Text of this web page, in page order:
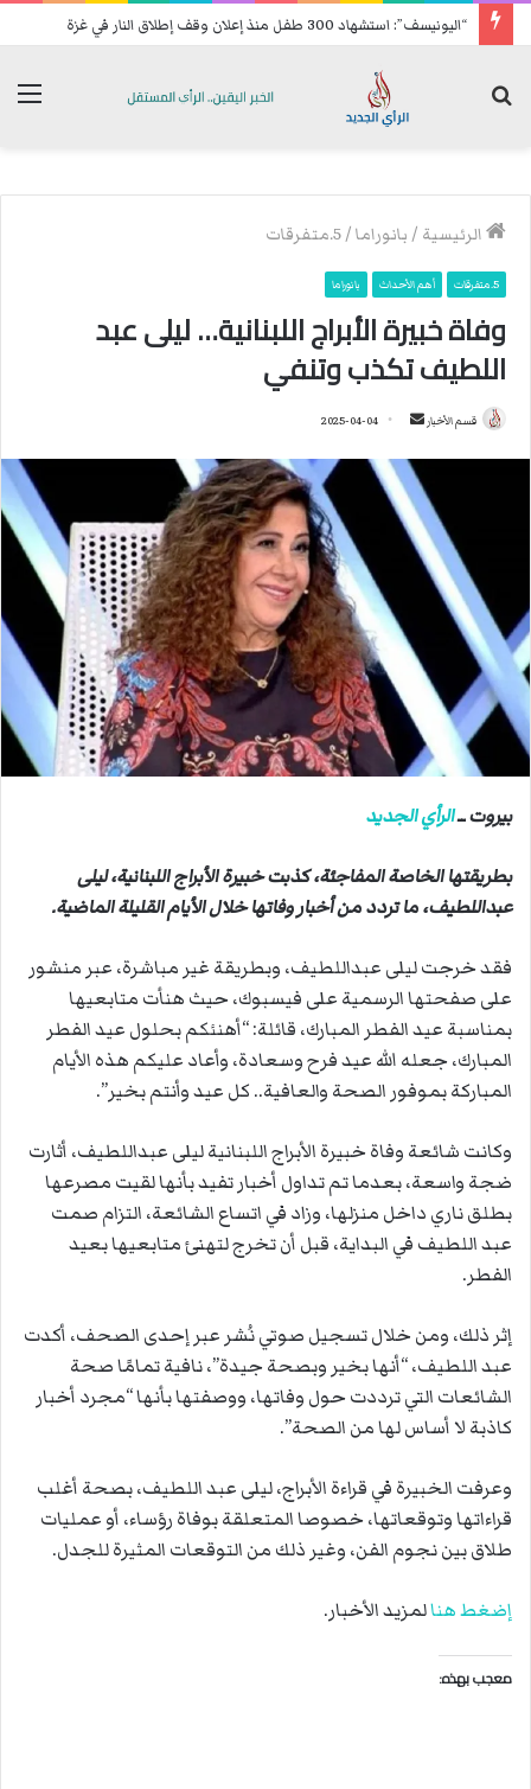
“اليونيسف”: استشهاد 300 طفل منذ إعلان وقف إطلاق النار في غزة
الرئيسية /بانوراما/5.متفرقات
5.متفرقات أهم الأحداث بانوراما
وفاة خبيرة الأبراج اللبنانية… ليلى عبد
اللطيف تكذب وتنفي
قسم الأخبار
ل
ب
ا
ت
و
ي
ا
2025-04-04
بيروت ــالرأي الجديد
بطريقتها الخاصة المفاجئة، كذبت خبيرة الأبراج اللبنانية، ليلى
عبداللطيف، ما تردد من أخبار وفاتها خلال الأيام القليلة الماضية.
فقد خرجت ليلى عبداللطيف، وبطريقة غير مباشرة، عبر منشور
على صفحتها الرسمية على فيسبوك، حيث هنأت متابعيها
بمناسبة عيد الفطر المبارك، قائلة: “أهنئكم بحلول عيد الفطر
المبارك، جعله الله عيد فرح وسعادة، وأعاد عليكم هذه الأيام
المباركة بموفور الصحة والعافية.. كل عيد وأنتم بخير”.
وكانت شائعة وفاة خبيرة الأبراج اللبنانية ليلى عبداللطيف، أثارت
ضجة واسعة، بعدما تم تداول أخبار تفيد بأنها لقيت مصرعها
بطلق ناري داخل منزلها، وزاد في اتساع الشائعة، التزام صمت
عبد اللطيف في البداية، قبل أن تخرج لتهنئ متابعيها بعيد
الفطر.
إثر ذلك، ومن خلال تسجيل صوتي نُشر عبر إحدى الصحف، أكدت
عبد اللطيف، “أنها بخير وبصحة جيدة”، نافية تمامًا صحة
الشائعات التي ترددت حول وفاتها، ووصفتها بأنها “مجرد أخبار
كاذبة لا أساس لها من الصحة”.
وعرفت الخبيرة في قراءة الأبراج، ليلى عبد اللطيف، بصحة أغلب
قراءاتها وتوقعاتها، خصوصا المتعلقة بوفاة رؤساء، أو عمليات
طلاق بين نجوم الفن، وغير ذلك من التوقعات المثيرة للجدل.
إضغط هنالمزيد الأخبار.
معجب بهذه: